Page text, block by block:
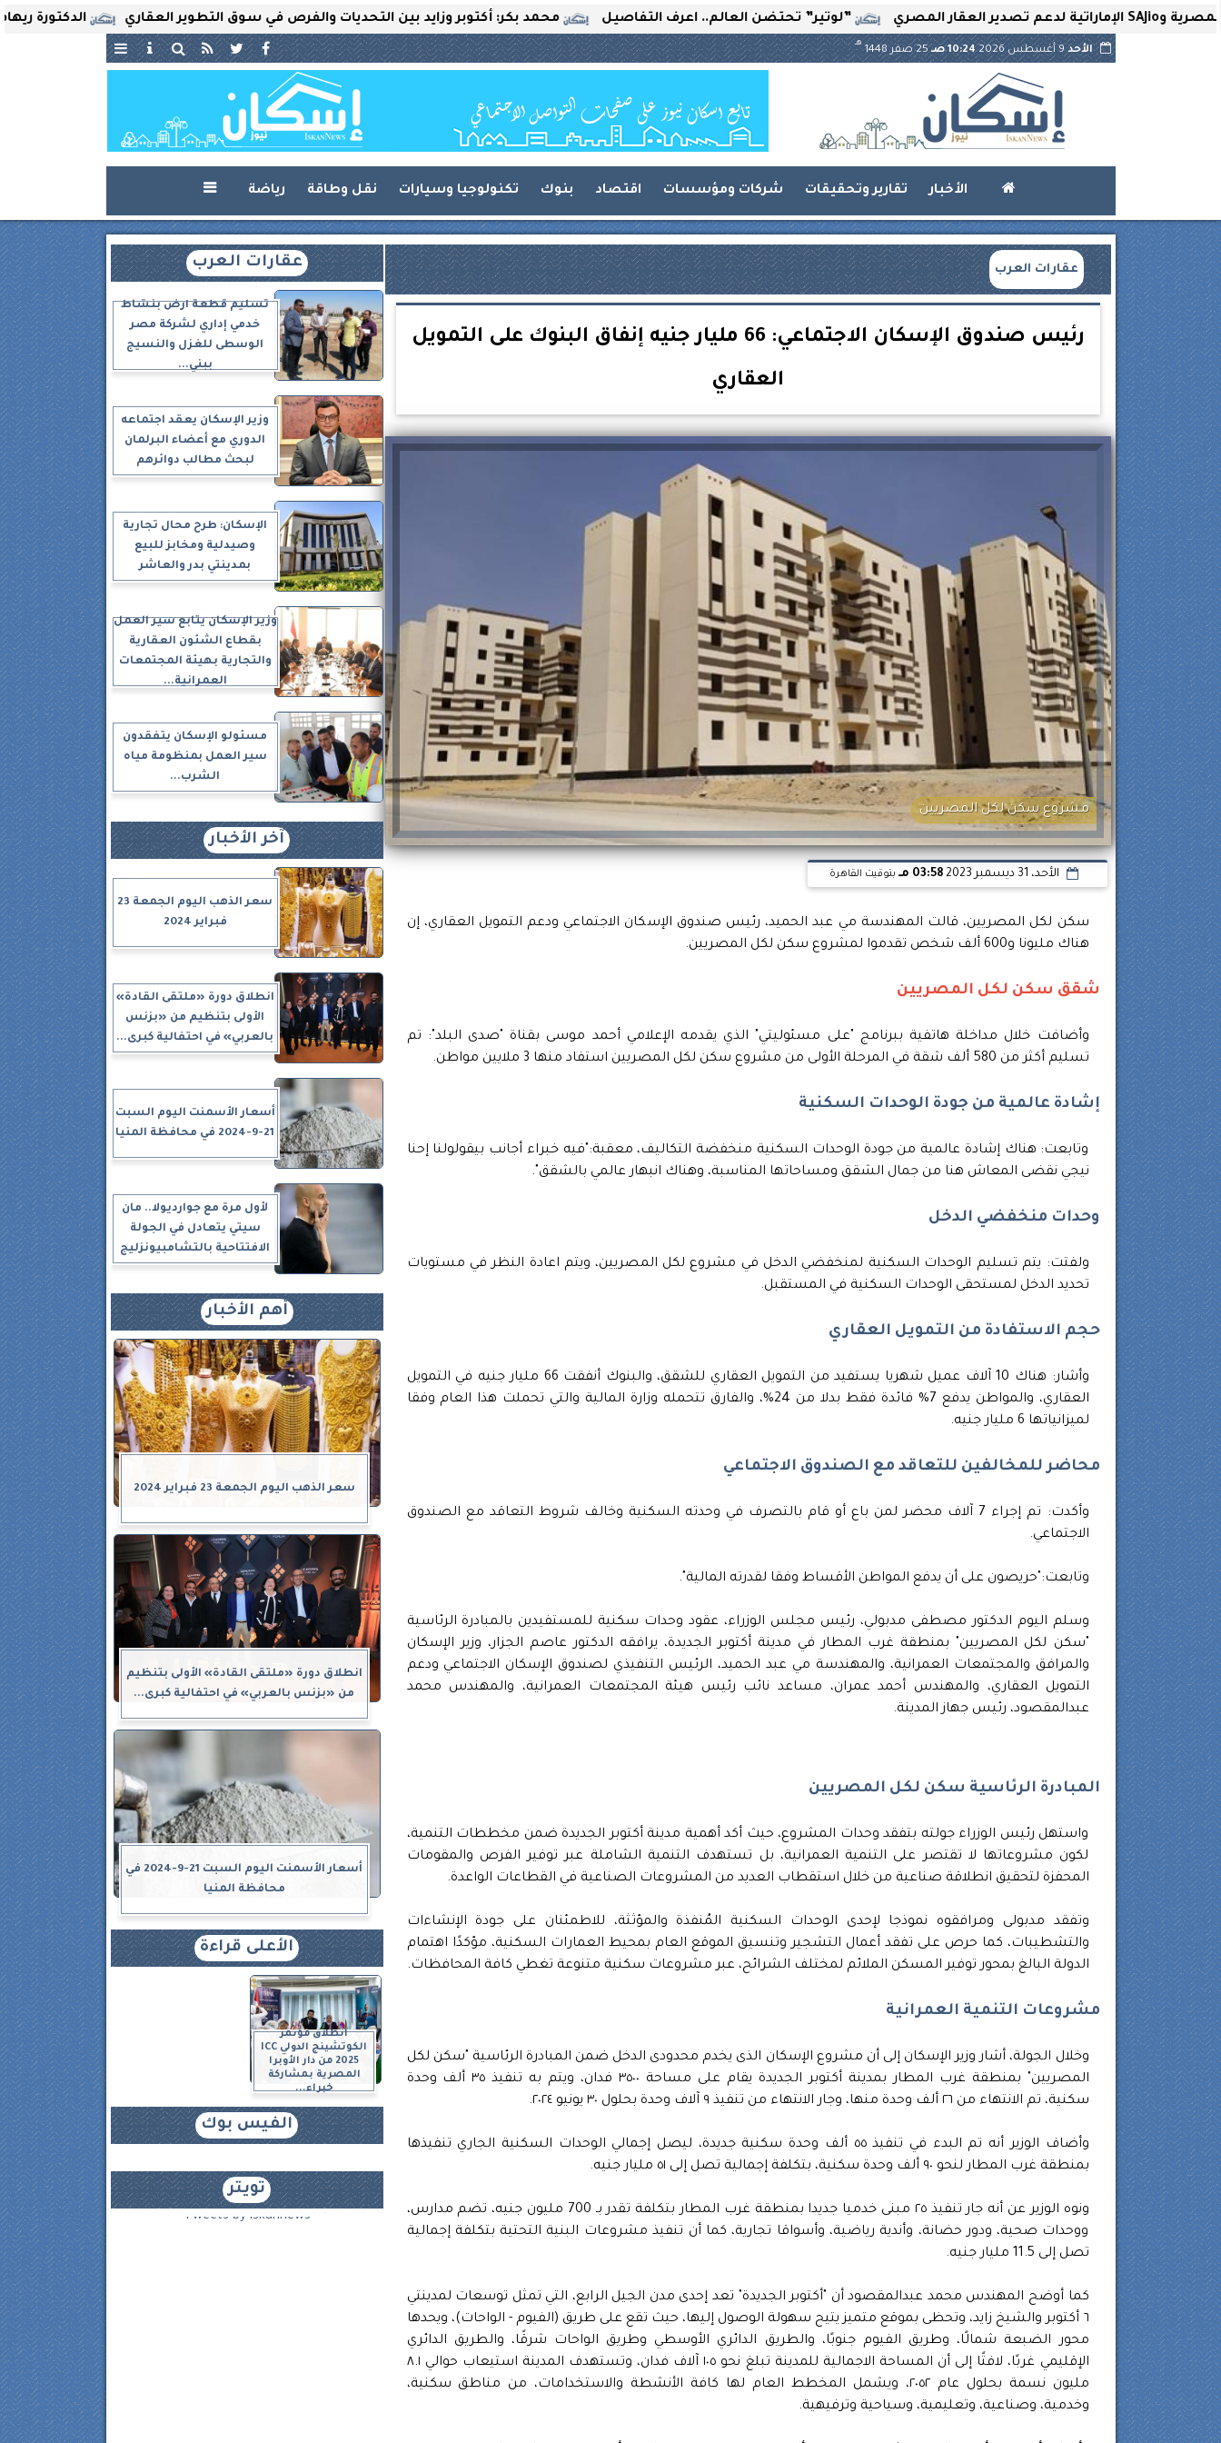
الدكتورة ريهام ثروت محمد بكر: أكتوبر وزايد بين التحديات والفرص في سوق التطوير العقاري ”لوتير” تحتضن العالم.. اعرف التفاصيل
الأحد9 أغسطس 2026 10:24 صـ 25 صفر 1448
هـ
الأخبار تقارير وتحقيقات شركات ومؤسسات اقتصاد بنوك تكنولوجيا وسيارات نقل وطاقة رياضة 
عقارات العرب
رئيس صندوق الإسكان الاجتماعي: 66 مليار جنيه إنفاق البنوك على التمويل
العقاري
مشروع سكن لكل المصريين
الأحد، 31 ديسمبر 2023 03:58 مـ بتوقيت القاهرة
سكن لكل المصريين، قالت المهندسة مي عبد الحميد، رئيس صندوق الإسكان الاجتماعي ودعم التمويل العقاري، إن
هناك مليونا و600 ألف شخص تقدموا لمشروع سكن لكل المصريين.
شقق سكن لكل المصريين
وأضافت خلال مداخلة هاتفية ببرنامج "على مسئوليتي" الذي يقدمه الإعلامي أحمد موسى بقناة "صدى البلد": تم
تسليم أكثر من 580 ألف شقة في المرحلة الأولى من مشروع سكن لكل المصريين استفاد منها 3 ملايين مواطن.
إشادة عالمية من جودة الوحدات السكنية
وتابعت: هناك إشادة عالمية من جودة الوحدات السكنية منخفضة التكاليف، معقبة:"فيه خبراء أجانب بيقولولنا إحنا
نيجي نقضى المعاش هنا من جمال الشقق ومساحاتها المناسبة، وهناك انبهار عالمي بالشقق".
وحدات منخفضي الدخل
ولفتت: يتم تسليم الوحدات السكنية لمنخفضي الدخل في مشروع لكل المصريين، ويتم اعادة النظر في مستويات
تحديد الدخل لمستحقى الوحدات السكنية في المستقبل.
حجم الاستفادة من التمويل العقاري
وأشار: هناك 10 آلاف عميل شهريا يستفيد من التمويل العقاري للشقق، والبنوك أنفقت 66 مليار جنيه في التمويل
العقاري، والمواطن يدفع 7% فائدة فقط بدلا من 24%، والفارق تتحمله وزارة المالية والتي تحملت هذا العام وفقا
لميزانياتها 6 مليار جنيه.
محاضر للمخالفين للتعاقد مع الصندوق الاجتماعي
وأكدت: تم إجراء 7 آلاف محضر لمن باع أو قام بالتصرف في وحدته السكنية وخالف شروط التعاقد مع الصندوق
الاجتماعي.
وتابعت:"حريصون على أن يدفع المواطن الأقساط وفقا لقدرته المالية".
وسلم اليوم الدكتور مصطفى مدبولي، رئيس مجلس الوزراء، عقود وحدات سكنية للمستفيدين بالمبادرة الرئاسية
"سكن لكل المصريين" بمنطقة غرب المطار في مدينة أكتوبر الجديدة، يرافقه الدكتور عاصم الجزار، وزير الإسكان
والمرافق والمجتمعات العمرانية، والمهندسة مي عبد الحميد، الرئيس التنفيذي لصندوق الإسكان الاجتماعي ودعم
التمويل العقاري، والمهندس أحمد عمران، مساعد نائب رئيس هيئة المجتمعات العمرانية، والمهندس محمد
عبدالمقصود، رئيس جهاز المدينة.
المبادرة الرئاسية سكن لكل المصريين
واستهل رئيس الوزراء جولته بتفقد وحدات المشروع، حيث أكد أهمية مدينة أكتوبر الجديدة ضمن مخططات التنمية،
لكون مشروعاتها لا تقتصر على التنمية العمرانية، بل تستهدف التنمية الشاملة عبر توفير الفرص والمقومات
المحفزة لتحقيق انطلاقة صناعية من خلال استقطاب العديد من المشروعات الصناعية في القطاعات الواعدة.
وتفقد مدبولى ومرافقوه نموذجا لإحدى الوحدات السكنية المُنفذة والمؤثثة، للاطمئنان على جودة الإنشاءات
والتشطيبات، كما حرص على تفقد أعمال التشجير وتنسيق الموقع العام بمحيط العمارات السكنية، مؤكدًا اهتمام
الدولة البالغ بمحور توفير المسكن الملائم لمختلف الشرائح، عبر مشروعات سكنية متنوعة تغطي كافة المحافظات.
مشروعات التنمية العمرانية
وخلال الجولة، أشار وزير الإسكان إلى أن مشروع الإسكان الذى يخدم محدودى الدخل ضمن المبادرة الرئاسية "سكن لكل
المصريين" بمنطقة غرب المطار بمدينة أكتوبر الجديدة يقام على مساحة ٣٥٠٠ فدان، ويتم به تنفيذ ٣٥ ألف وحدة
سكنية، تم الانتهاء من ٢٦ ألف وحدة منها، وجار الانتهاء من تنفيذ ٩ آلاف وحدة بحلول ٣٠ يونيو ٢٠٢٤.
وأضاف الوزير أنه تم البدء في تنفيذ ٥٥ ألف وحدة سكنية جديدة، ليصل إجمالي الوحدات السكنية الجاري تنفيذها
بمنطقة غرب المطار لنحو ٩٠ ألف وحدة سكنية، بتكلفة إجمالية تصل إلى ٥١ مليار جنيه.
ونوه الوزير عن أنه جار تنفيذ ٢٥ مبنى خدميا جديدا بمنطقة غرب المطار بتكلفة تقدر بـ 700 مليون جنيه، تضم مدارس،
ووحدات صحية، ودور حضانة، وأندية رياضية، وأسواقا تجارية، كما أن تنفيذ مشروعات البنية التحتية بتكلفة إجمالية
تصل إلى 11.5 مليار جنيه.
كما أوضح المهندس محمد عبدالمقصود أن "أكتوبر الجديدة" تعد إحدى مدن الجيل الرابع، التي تمثل توسعات لمدينتي
٦ أكتوبر والشيخ زايد، وتحظى بموقع متميز يتيح سهولة الوصول إليها، حيث تقع على طريق (الفيوم - الواحات)، ويحدها
محور الضبعة شمالًا، وطريق الفيوم جنوبًا، والطريق الدائري الأوسطي وطريق الواحات شرقًا، والطريق الدائري
الإقليمي غربًا، لافتًا إلى أن المساحة الاجمالية للمدينة تبلغ نحو ١٠٥ آلاف فدان، وتستهدف المدينة استيعاب حوالي ٨.١
مليون نسمة بحلول عام ٢٠٥٢، ويشمل المخطط العام لها كافة الأنشطة والاستخدامات، من مناطق سكنية،
وخدمية، وصناعية، وتعليمية، وسياحية وترفيهية.
عقارات العرب
تسليم قطعة أرض بنشاط
خدمي إداري لشركة مصر
الوسطى للغزل والنسيج
ببني...
وزير الإسكان يعقد اجتماعه
الدوري مع أعضاء البرلمان
لبحث مطالب دوائرهم
الإسكان: طرح محال تجارية
وصيدلية ومخابز للبيع
بمدينتي بدر والعاشر
وزير الإسكان يتابع سير العمل
بقطاع الشئون العقارية
والتجارية بهيئة المجتمعات
العمرانية...
مسئولو الإسكان يتفقدون
سير العمل بمنظومة مياه
الشرب...
آخر الأخبار
سعر الذهب اليوم الجمعة 23
فبراير 2024
انطلاق دورة «ملتقى القادة»
الأولى بتنظيم من «بزنس
بالعربي» في احتفالية كبرى...
أسعار الأسمنت اليوم السبت
21-9-2024 في محافظة المنيا
لأول مرة مع جوارديولا.. مان
سيتي يتعادل في الجولة
الافتتاحية بالتشامبيونزليج
أهم الأخبار
سعر الذهب اليوم الجمعة 23 فبراير 2024
انطلاق دورة «ملتقى القادة» الأولى بتنظيم
من «بزنس بالعربي» في احتفالية كبرى...
أسعار الأسمنت اليوم السبت 21-9-2024 في
محافظة المنيا
الأعلى قراءة
انطلاق مؤتمر
الكوتشينج الدولي ICC
2025 من دار الأوبرا
المصرية بمشاركة
خبراء...
الفيس بوك
تويتر
Tweets by iskannews